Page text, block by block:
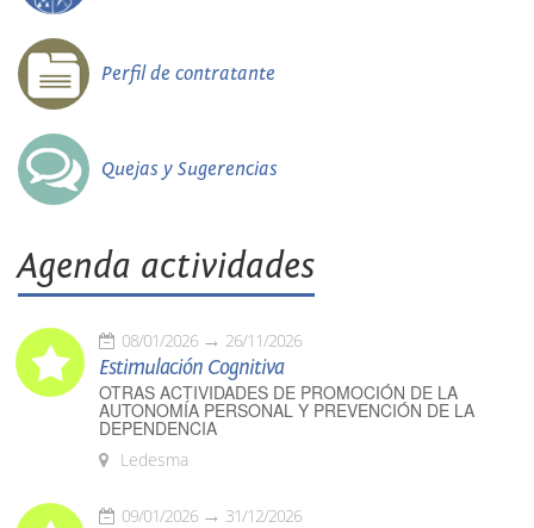
Perfil de contratante
Quejas y Sugerencias
Agenda actividades
08/01/2026 26/11/2026
Estimulación Cognitiva
OTRAS ACTIVIDADES DE PROMOCIÓN DE LA
AUTONOMÍA PERSONAL Y PREVENCIÓN DE LA
DEPENDENCIA
Ledesma
09/01/2026 31/12/2026